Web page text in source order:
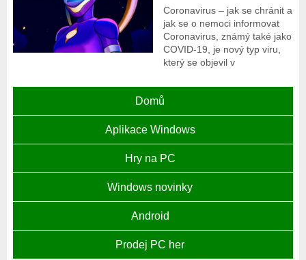
Coronavirus – jak se chránit a
jak se o nemoci informovat
Coronavirus, známý také jako
COVID-19, je nový typ viru,
který se objevil v
Domů
Aplikace Windows
Hry na PC
Windows novinky
Android
Prodej PC her